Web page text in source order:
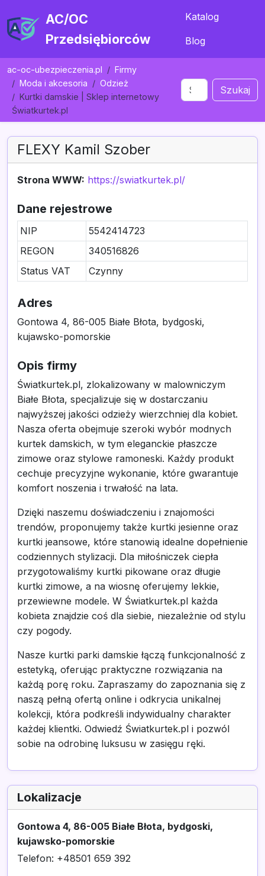
AC/OC
Przedsiębiorców
Katalog
Blog
ac-oc-ubezpieczenia.pl
Firmy
Moda i akcesoria
Odzież
Kurtki damskie | Sklep internetowy
Światkurtek.pl
Szukaj
FLEXY Kamil Szober
Strona WWW: https://swiatkurtek.pl/
Dane rejestrowe
NIP
5542414723
REGON
340516826
Status VAT
Czynny
Adres
Gontowa 4, 86-005 Białe Błota, bydgoski,
kujawsko-pomorskie
Opis firmy
Światkurtek.pl, zlokalizowany w malowniczym
Białe Błota, specjalizuje się w dostarczaniu
najwyższej jakości odzieży wierzchniej dla kobiet.
Nasza oferta obejmuje szeroki wybór modnych
kurtek damskich, w tym eleganckie płaszcze
zimowe oraz stylowe ramoneski. Każdy produkt
cechuje precyzyjne wykonanie, które gwarantuje
komfort noszenia i trwałość na lata.
Dzięki naszemu doświadczeniu i znajomości
trendów, proponujemy także kurtki jesienne oraz
kurtki jeansowe, które stanowią idealne dopełnienie
codziennych stylizacji. Dla miłośniczek ciepła
przygotowaliśmy kurtki pikowane oraz długie
kurtki zimowe, a na wiosnę oferujemy lekkie,
przewiewne modele. W Światkurtek.pl każda
kobieta znajdzie coś dla siebie, niezależnie od stylu
czy pogody.
Nasze kurtki parki damskie łączą funkcjonalność z
estetyką, oferując praktyczne rozwiązania na
każdą porę roku. Zapraszamy do zapoznania się z
naszą pełną ofertą online i odkrycia unikalnej
kolekcji, która podkreśli indywidualny charakter
każdej klientki. Odwiedź Światkurtek.pl i pozwól
sobie na odrobinę luksusu w zasięgu ręki.
Lokalizacje
Gontowa 4, 86-005 Białe Błota, bydgoski,
kujawsko-pomorskie
Telefon: +48501 659 392